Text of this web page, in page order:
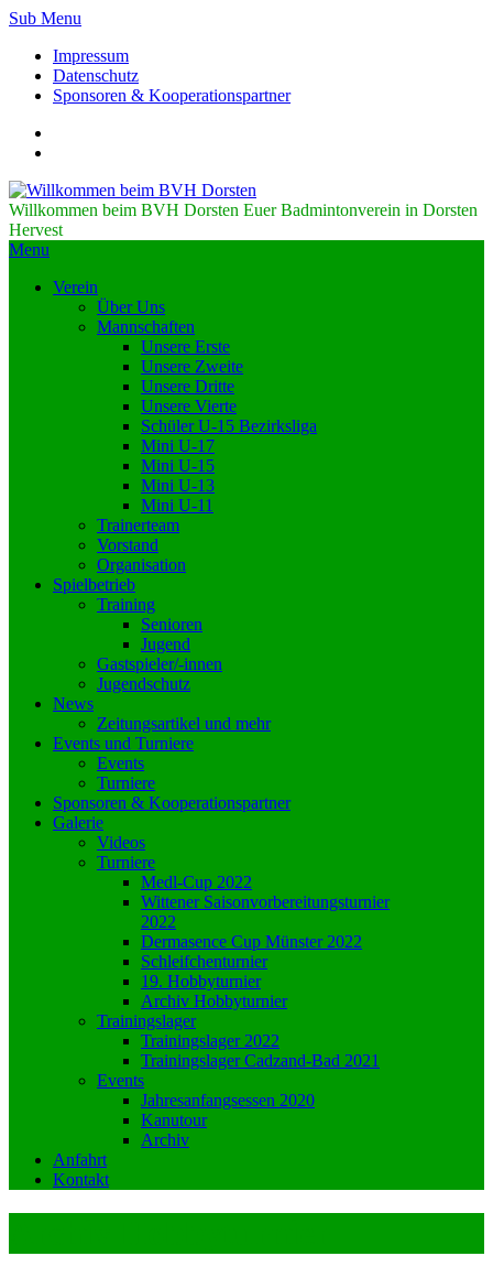
Sub Menu
Impressum
Datenschutz
Sponsoren & Kooperationspartner
Willkommen beim BVH Dorsten Euer Badmintonverein in Dorsten
Hervest
Menu
Verein
Über Uns
Mannschaften
Unsere Erste
Unsere Zweite
Unsere Dritte
Unsere Vierte
Schüler U-15 Bezirksliga
Mini U-17
Mini U-15
Mini U-13
Mini U-11
Trainerteam
Vorstand
Organisation
Spielbetrieb
Training
Senioren
Jugend
Gastspieler/-innen
Jugendschutz
News
Zeitungsartikel und mehr
Events und Turniere
Events
Turniere
Sponsoren & Kooperationspartner
Galerie
Videos
Turniere
Medl-Cup 2022
Wittener Saisonvorbereitungsturnier
2022
Dermasence Cup Münster 2022
Schleifchenturnier
19. Hobbyturnier
Archiv Hobbyturnier
Trainingslager
Trainingslager 2022
Trainingslager Cadzand-Bad 2021
Events
Jahresanfangsessen 2020
Kanutour
Archiv
Anfahrt
Kontakt